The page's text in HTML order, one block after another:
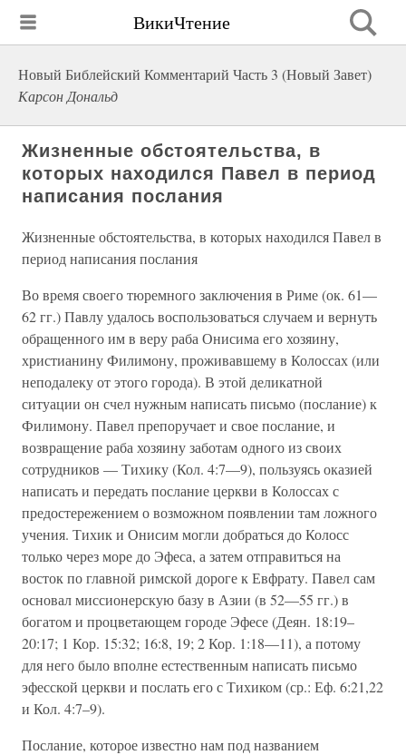
ВикиЧтение
Новый Библейский Комментарий Часть 3 (Новый Завет)
Карсон Дональд
Жизненные обстоятельства, в
которых находился Павел в период
написания послания
Жизненные обстоятельства, в которых находился Павел в
период написания послания
Во время своего тюремного заключения в Риме (ок. 61—
62 гг.) Павлу удалось воспользоваться случаем и вернуть
обращенного им в веру раба Онисима его хозяину,
христианину Филимону, проживавшему в Колоссах (или
неподалеку от этого города). В этой деликатной
ситуации он счел нужным написать письмо (послание) к
Филимону. Павел препоручает и свое послание, и
возвращение раба хозяину заботам одного из своих
сотрудников — Тихику (Кол. 4:7—9), пользуясь оказией
написать и передать послание церкви в Колоссах с
предостережением о возможном появлении там ложного
учения. Тихик и Онисим могли добраться до Колосс
только через море до Эфеса, а затем отправиться на
восток по главной римской дороге к Евфрату. Павел сам
основал миссионерскую базу в Азии (в 52—55 гг.) в
богатом и процветающем городе Эфесе (Деян. 18:19–
20:17; 1 Кор. 15:32; 16:8, 19; 2 Кор. 1:18—11), а потому
для него было вполне естественным написать письмо
эфесской церкви и послать его с Тихиком (ср.: Еф. 6:21,22
и Кол. 4:7–9).
Послание, которое известно нам под названием